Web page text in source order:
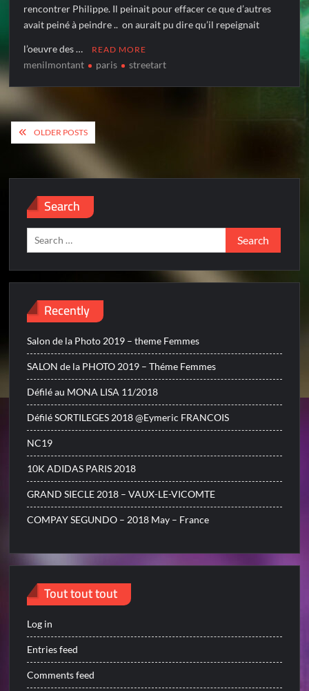
rencontrer Philippe. Il peinait pour effacer ce que d’autres
avait peiné à peindre .. on aurait pu dire qu’il repeignait
l’oeuvre des … READ MORE
menilmontant paris streetart
Posts
navigation
OLDER POSTS
Search
Search
for:
Recently
Salon de la Photo 2019 – theme Femmes
SALON de la PHOTO 2019 – Théme Femmes
Défilé au MONA LISA 11/2018
Défilé SORTILEGES 2018 @Eymeric FRANCOIS
NC19
10K ADIDAS PARIS 2018
GRAND SIECLE 2018 – VAUX-LE-VICOMTE
COMPAY SEGUNDO – 2018 May – France
Tout tout tout
Log in
Entries feed
Comments feed